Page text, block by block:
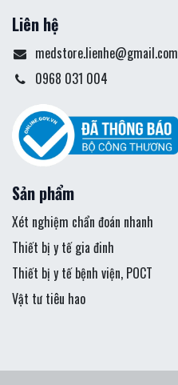
Liên hệ
medstore.lienhe@gmail.com
0968 031 004
Sản phẩm
Xét nghiệm chẩn đoán nhanh
Thiết bị y tế gia đinh
Thiết bị y tế bệnh viện, POCT
Vật tư tiêu hao